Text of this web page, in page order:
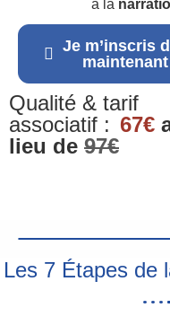
à la
Je m’inscris
maintenant
Qualité & tarif
associatif : 67€
lieu de 97€
Les 7 Étapes de